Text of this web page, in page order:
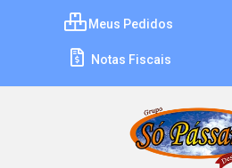
Meus Pedidos
Notas Fiscais